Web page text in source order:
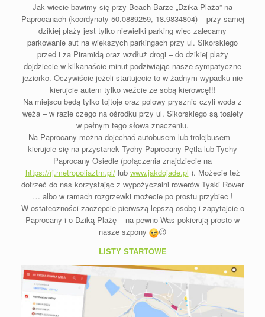
Jak wiecie bawimy się przy Beach Barze „Dzika Plaża” na
Paprocanach (koordynaty 50.0889259, 18.9834804) – przy samej
dzikiej plaży jest tylko niewielki parking więc zalecamy
parkowanie aut na większych parkingach przy ul. Sikorskiego
przed i za Piramidą oraz wzdłuż drogi – do dzikiej plaży
dojdziecie w kilkanaście minut podziwiając nasze sympatyczne
jeziorko. Oczywiście jeżeli startujecie to w żadnym wypadku nie
kierujcie autem tylko weźcie ze sobą kierowcę!!!
Na miejscu będą tylko tojtoje oraz polowy prysznic czyli woda z
węża – w razie czego na ośrodku przy ul. Sikorskiego są toalety
w pełnym tego słowa znaczeniu.
Na Paprocany można dojechać autobusem lub trolejbusem –
kierujcie się na przystanek Tychy Paprocany Pętla lub Tychy
Paprocany Osiedle (połączenia znajdziecie na
https://rj.metropoliaztm.pl/lub www.jakdojade.pl ). Możecie też
dotrzeć do nas korzystając z wypożyczalni rowerów Tyski Rower
… albo w ramach rozgrzewki możecie po prostu przybiec !
W ostateczności zaczepcie pierwszą lepszą osobę i zapytajcie o
Paprocany i o Dziką Plażę – na pewno Was pokierują prosto w
nasze szpony
😉
LISTY STARTOWE